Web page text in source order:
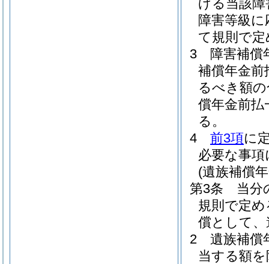
げる当該
障害等級
て規則で
3
障害補償
補償年金前
るべき額
償年金前
る。
4
前3項に
必要な事
(遺族補償
第3条
当分
規則で定
償として
2
遺族補償
当する額